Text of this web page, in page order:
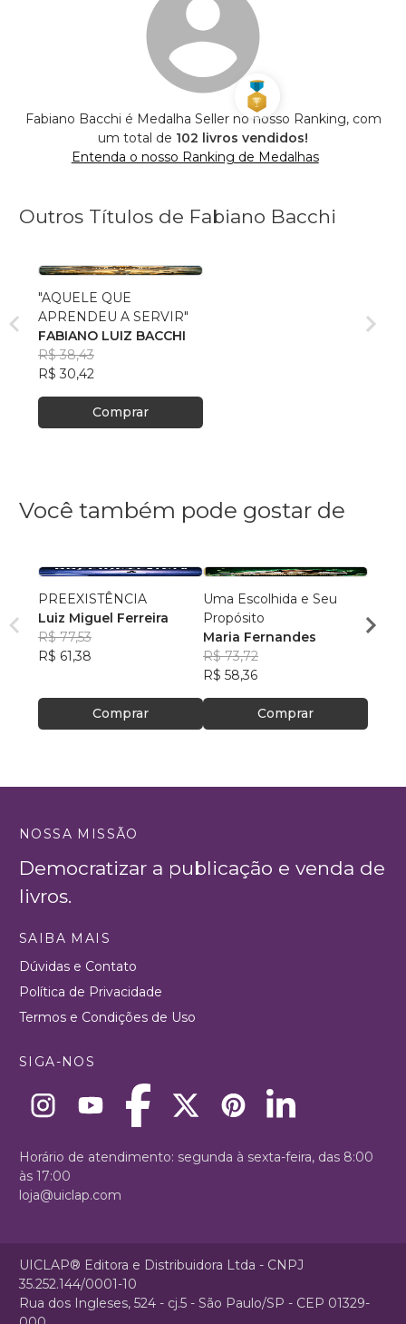
Fabiano Bacchi é Medalha Seller no nosso Ranking, com
um total de 102 livros vendidos!
Entenda o nosso Ranking de Medalhas
Outros Títulos de Fabiano Bacchi
"AQUELE QUE
APRENDEU A SERVIR"
FABIANO LUIZ BACCHI
R$ 38,43
R$ 30,42
Comprar
Você também pode gostar de
PREEXISTÊNCIA
Luiz Miguel Ferreira
R$ 77,53
R$ 61,38
Comprar
Uma Escolhida e Seu
Propósito
Maria Fernandes
R$ 73,72
R$ 58,36
Comprar
R$
NOSSA MISSÃO
Democratizar a publicação e venda de
livros.
SAIBA MAIS
Dúvidas e Contato
Política de Privacidade
Termos e Condições de Uso
SIGA-NOS
Horário de atendimento: segunda à sexta-feira, das 8:00
às 17:00
loja@uiclap.com
UICLAP® Editora e Distribuidora Ltda - CNPJ
35.252.144/0001-10
Rua dos Ingleses, 524 - cj.5 - São Paulo/SP - CEP 01329-